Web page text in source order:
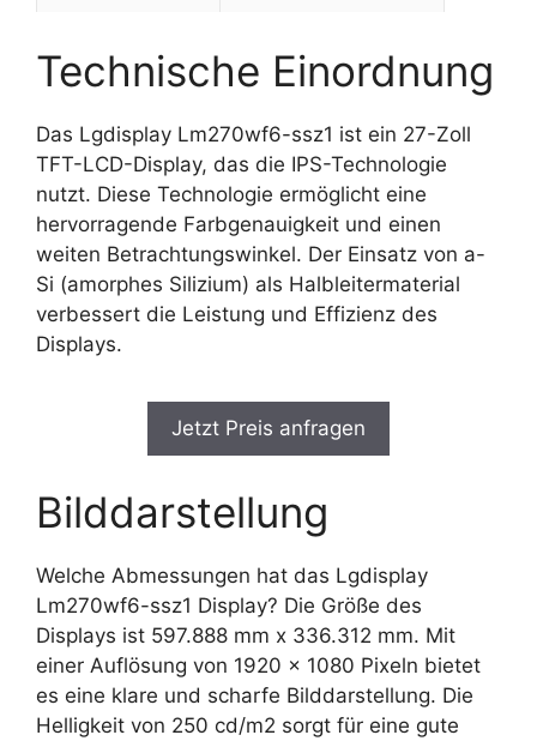
Technische Einordnung
Das Lgdisplay Lm270wf6-ssz1 ist ein 27-Zoll
TFT-LCD-Display, das die IPS-Technologie
nutzt. Diese Technologie ermöglicht eine
hervorragende Farbgenauigkeit und einen
weiten Betrachtungswinkel. Der Einsatz von a-
Si (amorphes Silizium) als Halbleitermaterial
verbessert die Leistung und Effizienz des
Displays.
Jetzt Preis anfragen
Bilddarstellung
Welche Abmessungen hat das Lgdisplay
Lm270wf6-ssz1 Display? Die Größe des
Displays ist 597.888 mm x 336.312 mm. Mit
einer Auflösung von 1920 x 1080 Pixeln bietet
es eine klare und scharfe Bilddarstellung. Die
Helligkeit von 250 cd/m2 sorgt für eine gute